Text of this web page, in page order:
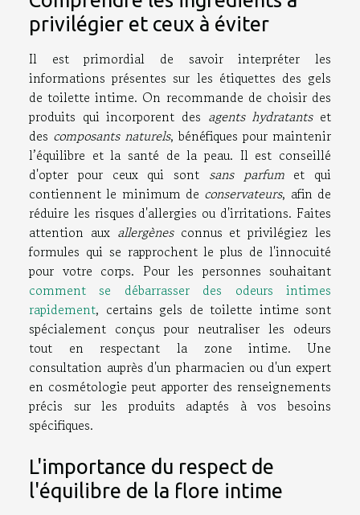
privilégier et ceux à éviter
Il est primordial de savoir interpréter les
informations présentes sur les étiquettes des gels
de toilette intime. On recommande de choisir des
produits qui incorporent des agents hydratantset
des composants naturels, bénéfiques pour maintenir
l’équilibre et la santé de la peau. Il est conseillé
d'opter pour ceux qui sont sans parfumet qui
contiennent le minimum de conservateurs, afin de
réduire les risques d'allergies ou d'irritations. Faites
attention aux allergènesconnus et privilégiez les
formules qui se rapprochent le plus de l'innocuité
pour votre corps. Pour les personnes souhaitant
comment se débarrasser des odeurs intimes
rapidement, certains gels de toilette intime sont
spécialement conçus pour neutraliser les odeurs
tout en respectant la zone intime. Une
consultation auprès d'un pharmacien ou d'un expert
en cosmétologie peut apporter des renseignements
précis sur les produits adaptés à vos besoins
spécifiques.
L'importance du respect de
l'équilibre de la flore intime